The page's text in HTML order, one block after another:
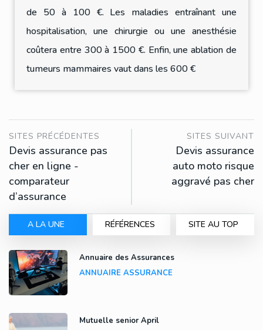
de 50 à 100 €. Les maladies entraînant une
hospitalisation, une chirurgie ou une anesthésie
coûtera entre 300 à 1500 €. Enfin, une ablation de
tumeurs mammaires vaut dans les 600 €
SITES PRÉCÉDENTES
Devis assurance pas
cher en ligne -
comparateur
d’assurance
SITES SUIVANT
Devis assurance
auto moto risque
aggravé pas cher
A LA UNE RÉFÉRENCES SITE AU TOP
Annuaire des Assurances
ANNUAIRE ASSURANCE
Mutuelle senior April